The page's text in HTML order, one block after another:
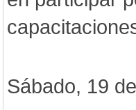
Sábado, 19